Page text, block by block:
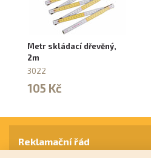
Metr skládací dřevěný,
2m
3022
105 Kč
Reklamační řád